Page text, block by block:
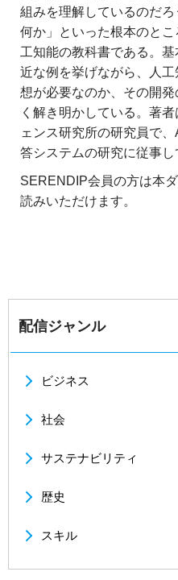
組みを理解しているのだ
何か」といった根本のと
工知能の教科書である。
近な例を挙げながら、人
想が必要なのか、その開
く解き明かしている。著
ェンス研究所の研究員で
答システムの研究に従事し
SERENDIP会員の方は本
読みいただけます。
配信ジャンル
ビジネス
社会
サステナビリティ
歴史
スキル